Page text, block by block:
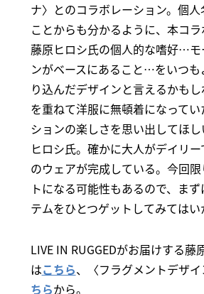
ナ〉とのコラボレーション。個
ことからも分かるように、本コ
藤原ヒロシ氏の個人的な嗜好…モ
ンがベースにあること…をいつも
り込んだデザインと言えるかも
を重ねて洋服に無頓着になって
ションの楽しさを思い出してほ
ヒロシ氏。確かに大人がデイリ
のウェアが完成している。今回
トになる可能性もあるので、ま
テムをひとつゲットしてみてはい
LIVE IN RUGGEDがお届けする藤
はこちら、〈フラグメントデザ
ちらから。